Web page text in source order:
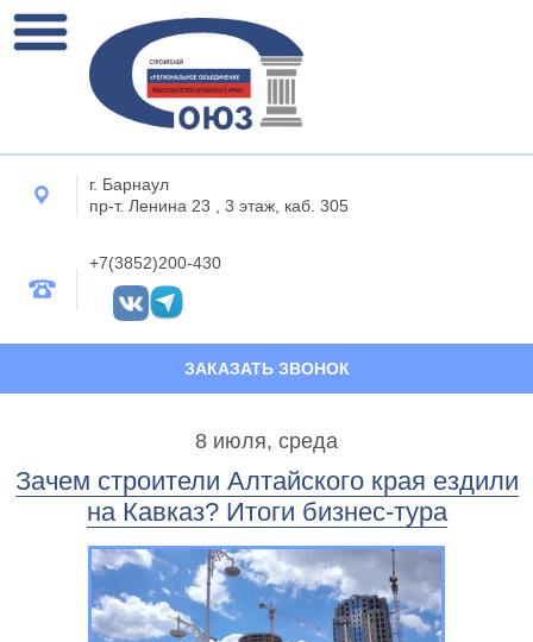
г. Барнаул
пр-т. Ленина 23 , 3 этаж, каб. 305
+7(3852)200-430
ЗАКАЗАТЬ ЗВОНОК
8 июля, среда
Зачем строители Алтайского края ездили
на Кавказ? Итоги бизнес-тура